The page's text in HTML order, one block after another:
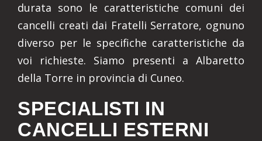
durata sono le caratteristiche comuni dei
cancelli creati dai Fratelli Serratore, ognuno
diverso per le specifiche caratteristiche da
voi richieste. Siamo presenti a Albaretto
della Torre in provincia di Cuneo.
SPECIALISTI IN
CANCELLI ESTERNI